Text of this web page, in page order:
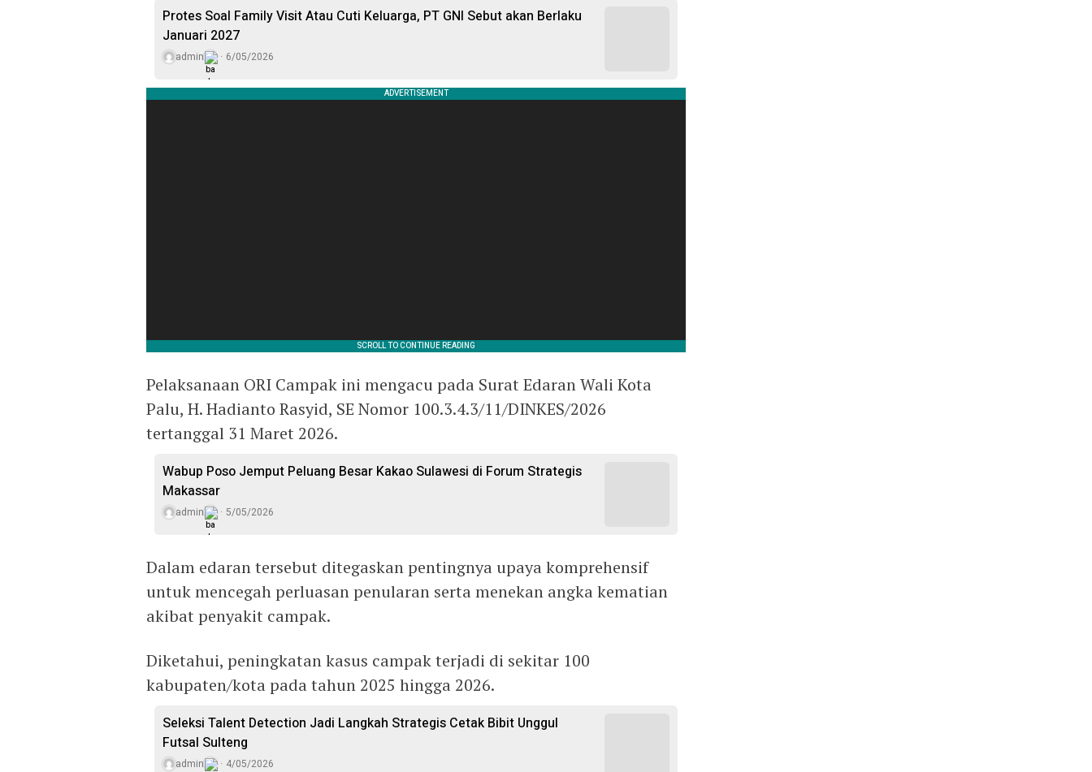
Protes Soal Family Visit Atau Cuti Keluarga, PT GNI Sebut akan Berlaku
Januari 2027
admin 6/05/2026
Pelaksanaan ORI Campak ini mengacu pada Surat Edaran Wali Kota
Palu, H. Hadianto Rasyid, SE Nomor 100.3.4.3/11/DINKES/2026
tertanggal 31 Maret 2026.
Wabup Poso Jemput Peluang Besar Kakao Sulawesi di Forum Strategis
Makassar
admin 5/05/2026
Dalam edaran tersebut ditegaskan pentingnya upaya komprehensif
untuk mencegah perluasan penularan serta menekan angka kematian
akibat penyakit campak.
Diketahui, peningkatan kasus campak terjadi di sekitar 100
kabupaten/kota pada tahun 2025 hingga 2026.
Seleksi Talent Detection Jadi Langkah Strategis Cetak Bibit Unggul
Futsal Sulteng
admin 4/05/2026